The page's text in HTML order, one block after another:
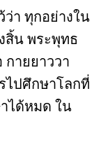
า ทุกอย่างใน
สิ้น พระพุทธ
กายยาววา
ไปศึกษาโลกที่
ได้หมด ใน